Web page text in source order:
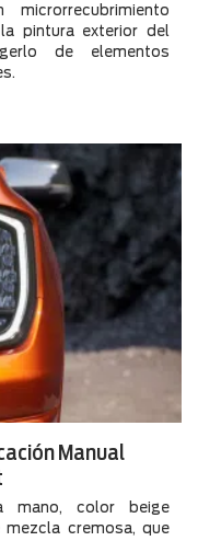
pintura exterior del
de elementos
Manual
mano, color beige
cremosa, que